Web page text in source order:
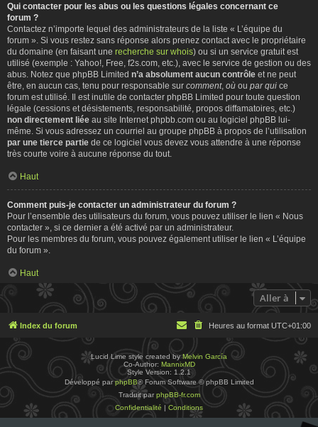
Qui contacter pour les abus ou les questions légales concernant ce
forum ?
Contactez n’importe lequel des administrateurs de la liste « L’équipe du
forum ». Si vous restez sans réponse alors prenez contact avec le propriétaire
du domaine (en faisant une recherche sur whois) ou si un service gratuit est
utilisé (exemple : Yahoo!, Free, f2s.com, etc.), avec le service de gestion ou des
abus. Notez que phpBB Limited n’a absolument aucun contrôle et ne peut
être, en aucun cas, tenu pour responsable sur comment, où ou par qui ce
forum est utilisé. Il est inutile de contacter phpBB Limited pour toute question
légale (cessions et désistements, responsabilité, propos diffamatoires, etc.)
non directement liée au site Internet phpbb.com ou au logiciel phpBB lui-
même. Si vous adressez un courriel au groupe phpBB à propos de l’utilisation
par une tierce partie de ce logiciel vous devez vous attendre à une réponse
très courte voire à aucune réponse du tout.
Haut
Comment puis-je contacter un administrateur du forum ?
Pour l’ensemble des utilisateurs du forum, vous pouvez utiliser le lien « Nous
contacter », si ce dernier a été activé par un administrateur.
Pour les membres du forum, vous pouvez également utiliser le lien « L’équipe
du forum ».
Haut
Aller à
Index du forum Heures au format UTC+01:00
Lucid Lime style created byMelvin García
Co-Author: MannixMD
Style Version: 1.2.1
Développé parphpBB® Forum Software © phpBB Limited
Traduit par phpBB-fr.com
Confidentialité | Conditions